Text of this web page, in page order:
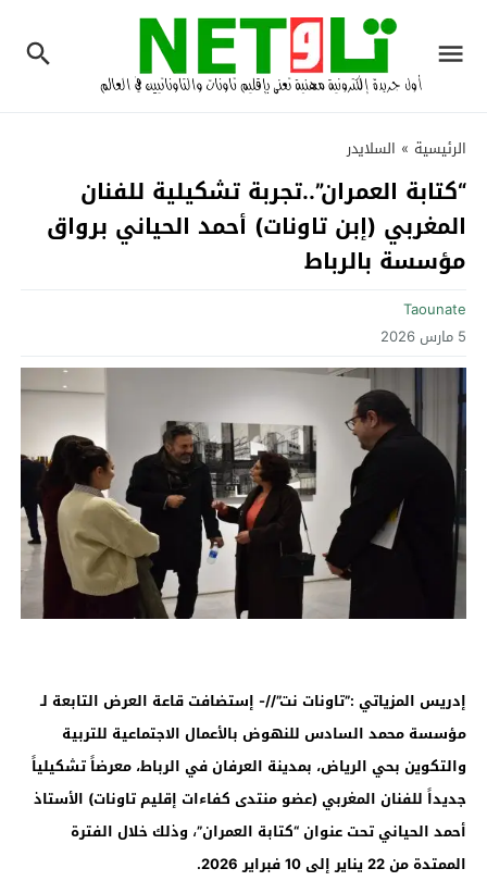
الرئيسية » السلايدر
“كتابة العمران”..تجربة تشكيلية للفنان
المغربي (إبن تاونات) أحمد الحياني برواق
مؤسسة بالرباط
Taounate
5 مارس 2026
إدريس المزياتي :”تاونات نت”//- إستضافت قاعة العرض التابعة لـ
مؤسسة محمد السادس للنهوض بالأعمال الاجتماعية للتربية
والتكوين بحي الرياض، بمدينة العرفان في الرباط، معرضاً تشكيلياً
جديداً للفنان المغربي (عضو منتدى كفاءات إقليم تاونات) الأستاذ
أحمد الحياني تحت عنوان“كتابة العمران”، وذلك خلال الفترة
الممتدة من22يناير إلى 10 فبراير 2026.